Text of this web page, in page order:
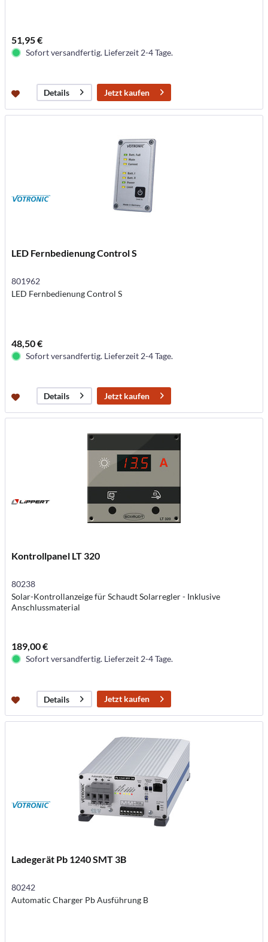
51,95 €
Sofort versandfertig. Lieferzeit 2-4 Tage.
Details Jetzt kaufen
LED Fernbedienung Control S
801962
LED Fernbedienung Control S
48,50 €
Sofort versandfertig. Lieferzeit 2-4 Tage.
Details Jetzt kaufen
Kontrollpanel LT 320
80238
Solar-Kontrollanzeige für Schaudt Solarregler - Inklusive
Anschlussmaterial
189,00 €
Sofort versandfertig. Lieferzeit 2-4 Tage.
Details Jetzt kaufen
Ladegerät Pb 1240 SMT 3B
80242
Automatic Charger Pb Ausführung B